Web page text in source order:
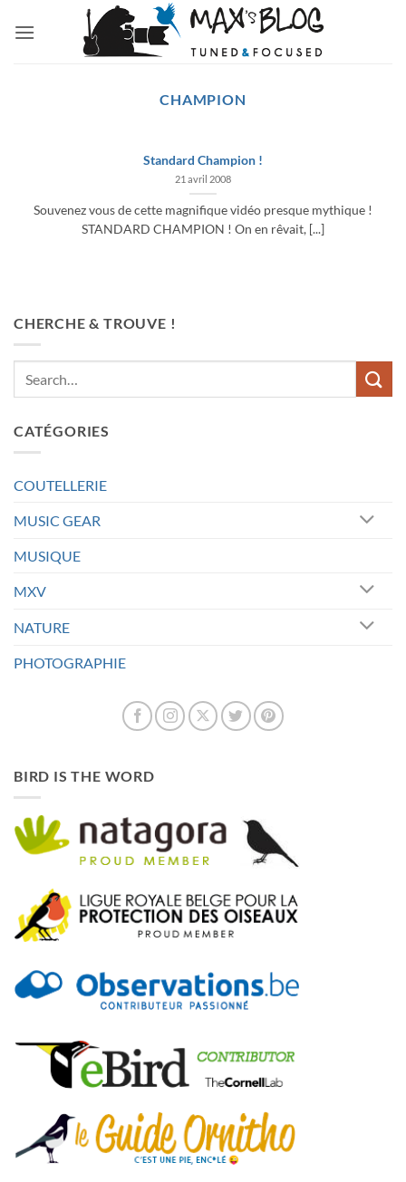
CHAMPION
Standard Champion !
21 avril 2008
Souvenez vous de cette magnifique vidéo presque mythique !
STANDARD CHAMPION ! On en rêvait, [...]
CHERCHE & TROUVE !
CATÉGORIES
COUTELLERIE
MUSIC GEAR
MUSIQUE
MXV
NATURE
PHOTOGRAPHIE
BIRD IS THE WORD